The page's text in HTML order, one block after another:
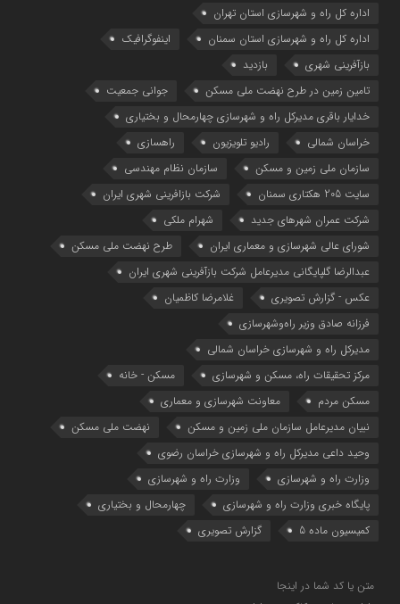
اداره کل راه و شهرسازی استان تهران
اداره کل راه و شهرسازی استان سمنان
اینفوگرافیک
بازآفرینی شهری
بازدید
تامین زمین در طرح نهضت ملی مسکن
جوانی جمعیت
خدایار باقری مدیرکل راه و شهرسازی چهارمحال و بختیاری
خراسان شمالی
رادیو تلویزیون
راهسازی
سازمان ملی زمین و مسکن
سازمان نظام مهندسی
سایت 205 هکتاری سمنان
شرکت بازافرینی شهری ایران
شرکت عمران شهرهای جدید
شهرام ملکی
شوراي عالي شهرسازی و معماري ايران
طرح نهضت ملی مسکن
عبدالرضا گلپایگانی مدیرعامل شرکت بازآفرینی شهری ایران
عکس - گزارش تصویری
غلامرضا کاظمیان
فرزانه صادق وزیر راه‌وشهرسازی
مدیرکل راه و شهرسازی خراسان شمالی
مرکز تحقیقات راه، مسکن و شهرسازی
مسکن - خانه
مسکن مردم
معاونت شهرسازي و معماري
نبیان مدیرعامل سازمان ملی زمین و مسکن
نهضت ملی مسکن
وحید داعی مدیرکل راه و شهرسازی خراسان رضوی
وزارت راه و شهرسازي
وزارت راه و شهرسازی
پایگاه خبری وزارت راه و شهرسازی
چهارمحال و بختیاری
کمیسیون ماده 5
گزارش تصویری
متن یا کد شما در اینجا